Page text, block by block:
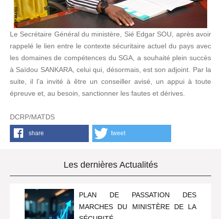
Le Secrétaire Général du ministère, Sié Edgar SOU, après avoir
rappelé le lien entre le contexte sécuritaire actuel du pays avec
les domaines de compétences du SGA, a souhaité plein succès
à Saïdou SANKARA, celui qui, désormais, est son adjoint. Par la
suite, il l’a invité à être un conseiller avisé, un appui à toute
épreuve et, au besoin, sanctionner les fautes et dérives.
DCRP/MATDS
share tweet
Les dernières Actualités
PLAN DE PASSATION DES
MARCHES DU MINISTÈRE DE LA